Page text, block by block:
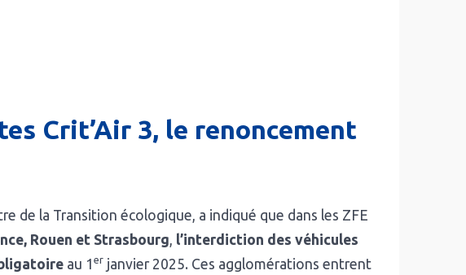
Crit’Air 3, le renoncement
de la Transition écologique, a indiqué que dans les ZFE
Rouen et Strasbourg, l’interdiction des véhicules
au 1er janvier 2025. Ces agglomérations entrent